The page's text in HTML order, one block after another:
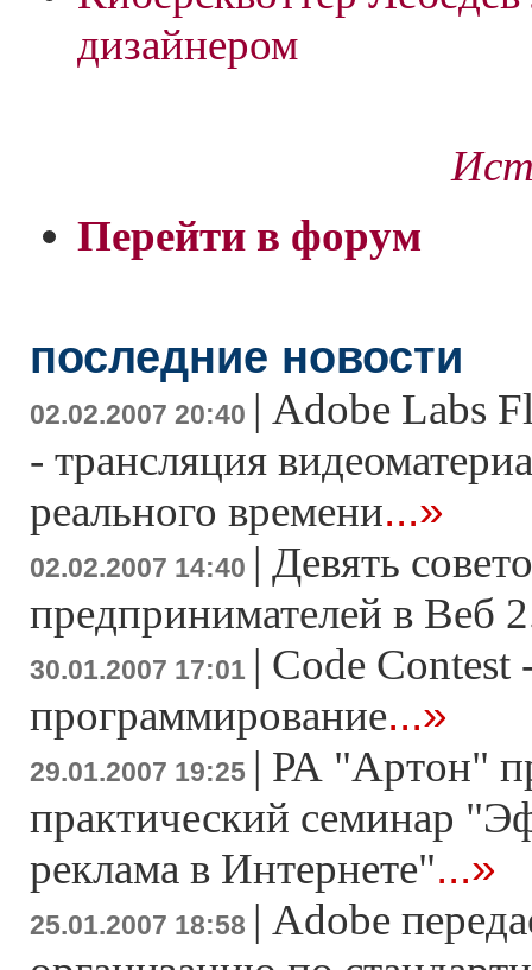
дизайнером
Перейти в форум
последние новости
02.02.2007 20:40 | Adobe Labs
- трансляция
реального времени...»
02.02.2007 14:40 | Девять
предпринимателей в Веб
30.01.2007 17:01 | Code Contest
программирование...»
29.01.2007 19:25 | РА "Артон"
практический семинар
реклама в Интернете"...»
25.01.2007 18:58 | Adobe